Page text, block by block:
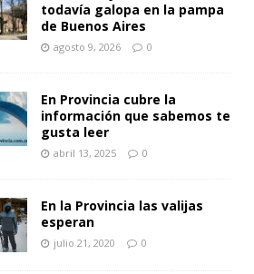
todavía galopa en la pampa
de Buenos Aires
agosto 9, 2026 0
En Provincia cubre la
información que sabemos te
gusta leer
abril 13, 2025 0
En la Provincia las valijas
esperan
julio 21, 2020 0